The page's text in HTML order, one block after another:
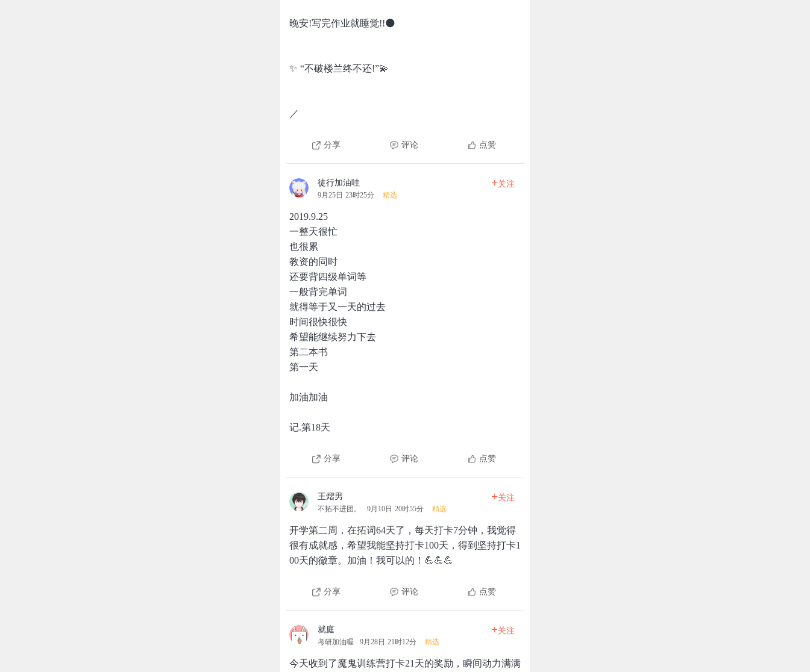
晚安!写完作业就睡觉!!🌑
✨ “不破楼兰终不还!”💫
／
分享 评论 点赞
徒行加油哇
9月25日 23时25分 精选
+关注
2019.9.25
一整天很忙
也很累
教资的同时
还要背四级单词等
一般背完单词
就得等于又一天的过去
时间很快很快
希望能继续努力下去
第二本书
第一天
加油加油
记.第18天
分享 评论 点赞
王熠男
不拓不进团。 9月10日 20时55分 精选
+关注
开学第二周，在拓词64天了，每天打卡7分钟，我觉得
很有成就感，希望我能坚持打卡100天，得到坚持打卡1
00天的徽章。加油！我可以的！💪💪💪
分享 评论 点赞
就庭
考研加油喔 9月28日 21时12分 精选
+关注
今天收到了魔鬼训练营打卡21天的奖励，瞬间动力满满